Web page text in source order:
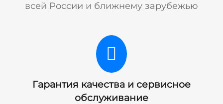
всей России и ближнему зарубежью
Гарантия качества и сервисное
обслуживание